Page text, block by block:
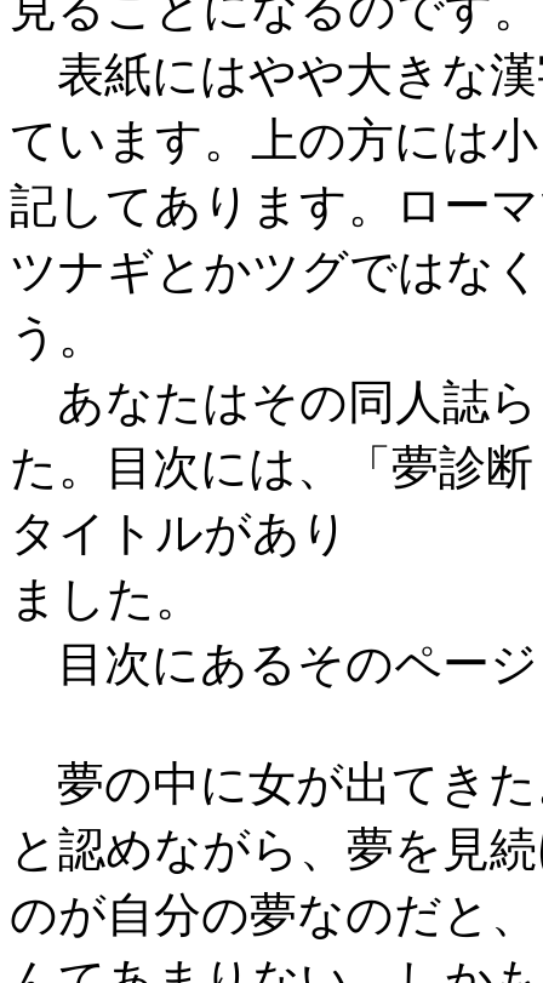
表紙にはやや大きな
ています。上の方には
記してあります。ロー
ツナギとかツグではな
う。
あなたはその同人誌
た。目次には、「夢診
タイトルがあり
ました。
目次にあるそのペー
夢の中に女が出てき
と認めながら、夢を見
のが自分の夢なのだと